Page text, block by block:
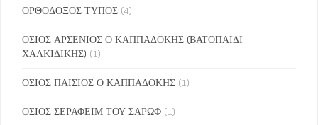
ΟΡΘΟΔΟΞΟΣ ΤΥΠΟΣ (4)
ΟΣΙΟΣ ΑΡΣΕΝΙΟΣ Ο ΚΑΠΠΑΔΟΚΗΣ (ΒΑΤΟΠΑΙΔΙ
ΧΑΛΚΙΔΙΚΗΣ) (1)
ΟΣΙΟΣ ΠΑΙΣΙΟΣ Ο ΚΑΠΠΑΔΟΚΗΣ (1)
ΟΣΙΟΣ ΣΕΡΑΦΕΙΜ ΤΟΥ ΣΑΡΩΦ (1)